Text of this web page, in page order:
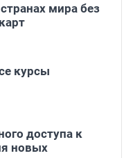
мира без
курсы
доступа к
новых